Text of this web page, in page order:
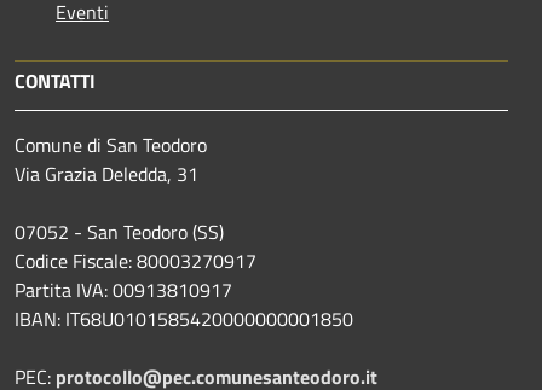
Eventi
CONTATTI
Comune di San Teodoro
Via Grazia Deledda, 31
07052 - San Teodoro (SS)
Codice Fiscale: 80003270917
Partita IVA: 00913810917
IBAN: IT68U0101585420000000001850
PEC: protocollo@pec.comunesanteodoro.it